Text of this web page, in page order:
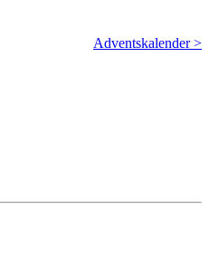
Adventskalender >